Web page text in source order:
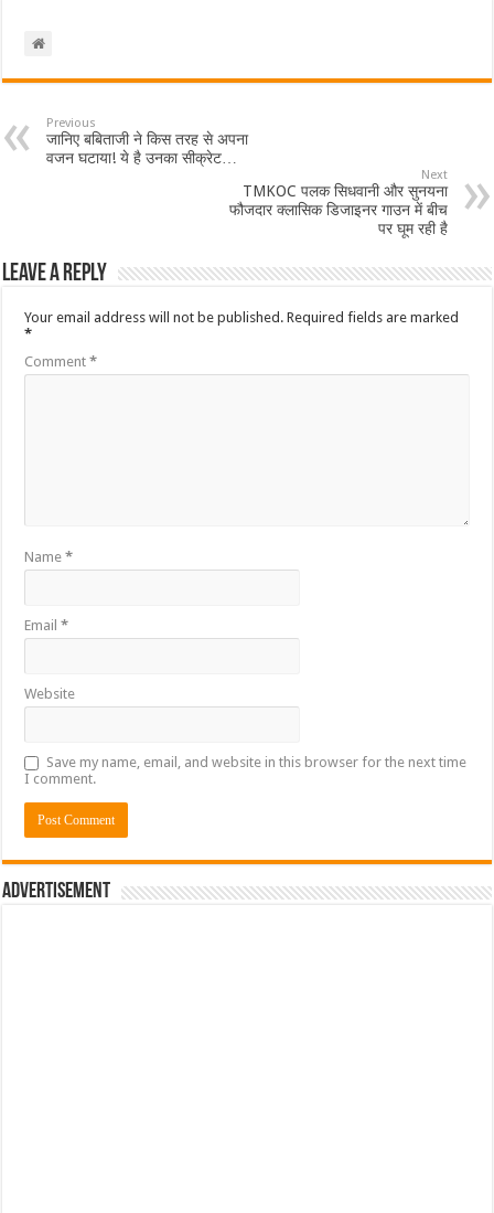
Previous
जानिए बबिताजी ने किस तरह से अपना
वजन घटाया! ये है उनका सीक्रेट…
Next
TMKOC पलक सिधवानी और सुनयना
फौजदार क्लासिक डिजाइनर गाउन में बीच
पर घूम रही है
Leave a Reply
Your email address will not be published. Required fields are marked
*
Comment*
Name*
Email*
Website
Save my name, email, and website in this browser for the next time
I comment.
Advertisement